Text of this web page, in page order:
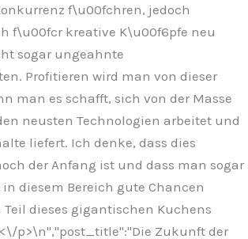
f\u00fchren, jedoch
f\u00fcr kreative K\u00f6pfe neu
sogar ungeahnte
Profitieren wird man von dieser
man es schafft, sich von der Masse
neusten Technologien arbeitet und
liefert. Ich denke, dass dies
der Anfang ist und dass man sogar
diesem Bereich gute Chancen
dieses gigantischen Kuchens
p>\n","post_title":"Die Zukunft der